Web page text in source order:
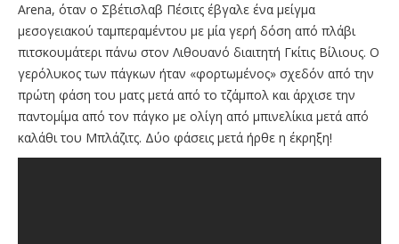
Arena, όταν ο Σβέτισλαβ Πέσιτς έβγαλε ένα μείγμα
μεσογειακού ταμπεραμέντου με μία γερή δόση από πλάβι
πιτσκουμάτερι πάνω στον Λιθουανό διαιτητή Γκίτις Βίλιους. Ο
γερόλυκος των πάγκων ήταν «φορτωμένος» σχεδόν από την
πρώτη φάση του ματς μετά από το τζάμπολ και άρχισε την
παντομίμα από τον πάγκο με ολίγη από μπινελίκια μετά από
καλάθι του Μπλάζιτς. Δύο φάσεις μετά ήρθε η έκρηξη!